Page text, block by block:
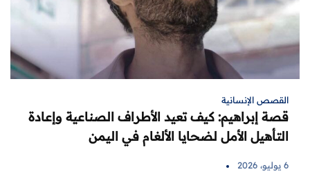
القصص الإنسانية
قصة إبراهيم: كيف تعيد الأطراف الصناعية وإعادة
التأهيل الأمل لضحايا الألغام في اليمن
6 يوليو، 2026